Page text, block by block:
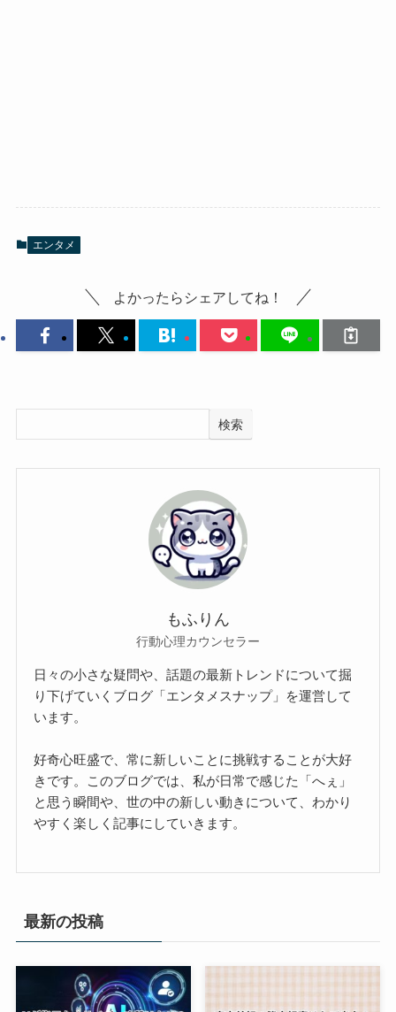
エンタメ
よかったらシェアしてね！
検索
もふりん
行動心理カウンセラー
日々の小さな疑問や、話題の最新トレンドについて掘
り下げていくブログ「エンタメスナップ」を運営して
います。
好奇心旺盛で、常に新しいことに挑戦することが大好
きです。このブログでは、私が日常で感じた「へぇ」
と思う瞬間や、世の中の新しい動きについて、わかり
やすく楽しく記事にしていきます。
最新の投稿